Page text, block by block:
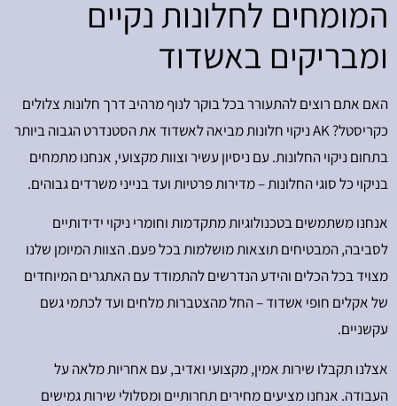
המומחים לחלונות נקיים
ומבריקים באשדוד
האם אתם רוצים להתעורר בכל בוקר לנוף מרהיב דרך חלונות צלולים
כקריסטל? AK ניקוי חלונות מביאה לאשדוד את הסטנדרט הגבוה ביותר
בתחום ניקוי החלונות. עם ניסיון עשיר וצוות מקצועי, אנחנו מתמחים
בניקוי כל סוגי החלונות – מדירות פרטיות ועד בנייני משרדים גבוהים.
אנחנו משתמשים בטכנולוגיות מתקדמות וחומרי ניקוי ידידותיים
לסביבה, המבטיחים תוצאות מושלמות בכל פעם. הצוות המיומן שלנו
מצויד בכל הכלים והידע הנדרשים להתמודד עם האתגרים המיוחדים
של אקלים חופי אשדוד – החל מהצטברות מלחים ועד לכתמי גשם
עקשניים.
אצלנו תקבלו שירות אמין, מקצועי ואדיב, עם אחריות מלאה על
העבודה. אנחנו מציעים מחירים תחרותיים ומסלולי שירות גמישים